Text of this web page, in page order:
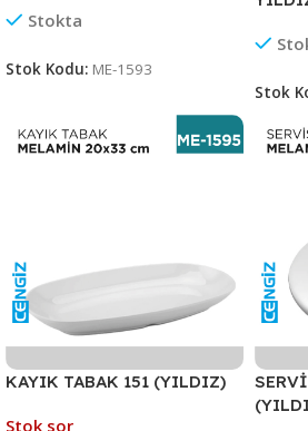
Stokta
Stok Kodu: ME-1593
Stok
KAYIK TABAK 151 (YILDIZ)
Stok sor